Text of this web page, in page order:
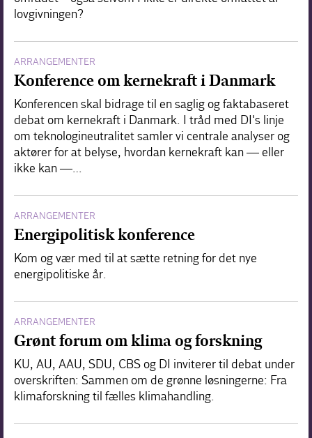
lovgivningen?
ARRANGEMENTER
Konference om kernekraft i Danmark
Konferencen skal bidrage til en saglig og faktabaseret
debat om kernekraft i Danmark. I tråd med DI's linje
om teknologineutralitet samler vi centrale analyser og
aktører for at belyse, hvordan kernekraft kan — eller
ikke kan —…
ARRANGEMENTER
Energipolitisk konference
Kom og vær med til at sætte retning for det nye
energipolitiske år.
ARRANGEMENTER
Grønt forum om klima og forskning
KU, AU, AAU, SDU, CBS og DI inviterer til debat under
overskriften: Sammen om de grønne løsningerne: Fra
klimaforskning til fælles klimahandling.